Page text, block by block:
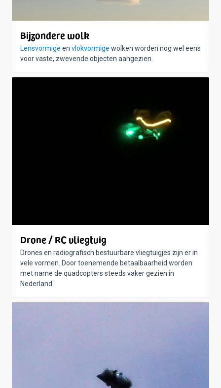
Bijzondere wolk
Lensvormige en vlokvormige wolken worden nog wel eens
voor vaste, zwevende objecten aangezien.
Drone / RC vliegtuig
Drones en radiografisch bestuurbare vliegtuigjes zijn er in
vele vormen. Door toenemende betaalbaarheid worden
met name de quadcopters steeds vaker gezien in
Nederland.